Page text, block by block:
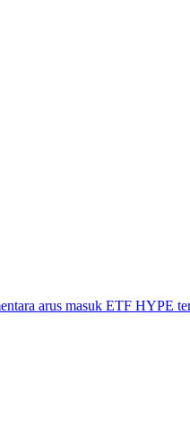
arus masuk ETF HYPE